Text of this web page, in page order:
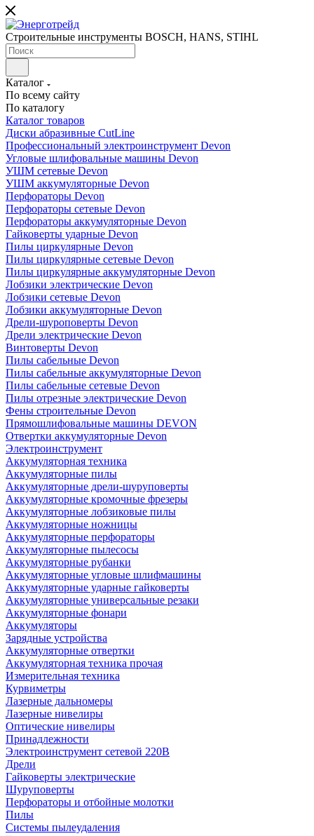
Строительные инструменты BOSCH, HANS, STIHL
Каталог
По всему сайту
По каталогу
Каталог товаров
Диски абразивные CutLine
Профессиональный электроинструмент Devon
Угловые шлифовальные машины Devon
УШМ сетевые Devon
УШМ аккумуляторные Devon
Перфораторы Devon
Перфораторы сетевые Devon
Перфораторы аккумуляторные Devon
Гайковерты ударные Devon
Пилы циркулярные Devon
Пилы циркулярные сетевые Devon
Пилы циркулярные аккумуляторные Devon
Лобзики электрические Devon
Лобзики сетевые Devon
Лобзики аккумуляторные Devon
Дрели-шуроповерты Devon
Дрели электрические Devon
Винтоверты Devon
Пилы сабельные Devon
Пилы сабельные аккумуляторные Devon
Пилы сабельные сетевые Devon
Пилы отрезные электрические Devon
Фены строительные Devon
Прямошлифовальные машины DEVON
Отвертки аккумуляторные Devon
Электроинструмент
Аккумуляторная техника
Аккумуляторные пилы
Аккумуляторные дрели-шуруповерты
Аккумуляторные кромочные фрезеры
Аккумуляторные лобзиковые пилы
Аккумуляторные ножницы
Аккумуляторные перфораторы
Аккумуляторные пылесосы
Аккумуляторные рубанки
Аккумуляторные угловые шлифмашины
Аккумуляторные ударные гайковерты
Аккумуляторные универсальные резаки
Аккумуляторные фонари
Аккумуляторы
Зарядные устройства
Аккумуляторные отвертки
Аккумуляторная техника прочая
Измерительная техника
Курвиметры
Лазерные дальномеры
Лазерные нивелиры
Оптические нивелиры
Принадлежности
Электроинструмент сетевой 220В
Дрели
Гайковерты электрические
Шуруповерты
Перфораторы и отбойные молотки
Пилы
Системы пылеудаления